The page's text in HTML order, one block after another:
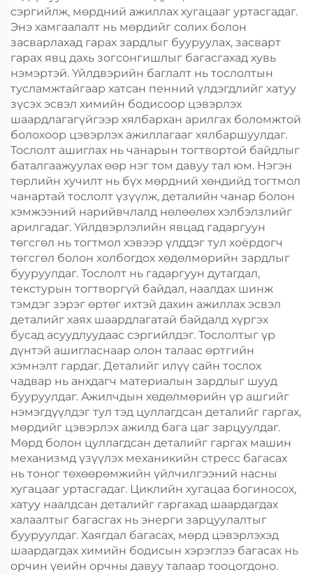
сэргийлж, мөрдний ажиллах хугацааг уртасгадаг.
Энэ хамгаалалт нь мөрдийг солих болон
засварлахад гарах зардлыг бууруулах, засварт
гарах явц дахь зогсонгишлыг багасгахад хувь
нэмэртэй. Үйлдвэрийн баглалт нь тослолтын
тусламжтайгаар хатсан пенний үлдэгдлийг хатуу
зүсэх эсвэл химийн бодисоор цэвэрлэх
шаардлагагүйгээр хялбархан арилгах боломжтой
болохоор цэвэрлэх ажиллагааг хялбаршуулдаг.
Тослолт ашиглах нь чанарын тогтвортой байдлыг
баталгаажуулах өөр нэг том давуу тал юм. Нэгэн
төрлийн хучилт нь бүх мөрдний хөндийд тогтмол
чанартай тослолт үзүүлж, деталийн чанар болон
хэмжээний нарийвчлалд нөлөөлөх хэлбэлзлийг
арилгадаг. Үйлдвэрлэлийн явцад гадаргуун
төгсгөл нь тогтмол хэвээр үлддэг тул хоёрдогч
төгсгөл болон холбогдох хөдөлмөрийн зардлыг
бууруулдаг. Тослолт нь гадаргуун дутагдал,
текстурын тогтворгүй байдал, наалдах шинж
тэмдэг зэрэг өртөг ихтэй дахин ажиллах эсвэл
деталийг хаях шаардлагатай байдалд хүргэх
бусад асуудлуудаас сэргийлдэг. Тослолтыг үр
дүнтэй ашигласнаар олон талаас өртгийн
хэмнэлт гардаг. Деталийг илүү сайн тослох
чадвар нь анхдагч материалын зардлыг шууд
бууруулдаг. Ажилчдын хөдөлмөрийн үр ашгийг
нэмэгдүүлдэг тул тэд цуллагдсан деталийг гаргах,
мөрдийг цэвэрлэх ажилд бага цаг зарцуулдаг.
Мөрд болон цуллагдсан деталийг гаргах машин
механизмд үзүүлэх механикийн стресс багасах
нь тоног төхөөрөмжийн үйлчилгээний насны
хугацааг уртасгадаг. Циклийн хугацаа богиносох,
хатуу наалдсан деталийг гаргахад шаардагдах
халаалтыг багасгах нь энерги зарцуулалтыг
бууруулдаг. Хаягдал багасах, мөрд цэвэрлэхэд
шаардагдах химийн бодисын хэрэглээ багасах нь
орчин үеийн орчны давуу талаар тооцогдоно.